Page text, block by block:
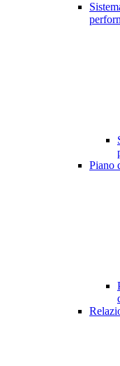
Piano